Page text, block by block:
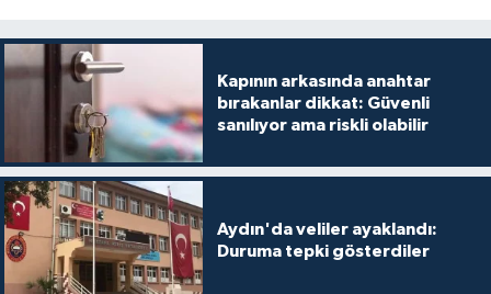
Kapının arkasında anahtar
bırakanlar dikkat: Güvenli
sanılıyor ama riskli olabilir
Aydın'da veliler ayaklandı:
Duruma tepki gösterdiler